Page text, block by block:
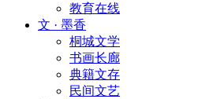
教育在线
文 · 墨香
桐城文学
书画长廊
典籍文存
民间文艺